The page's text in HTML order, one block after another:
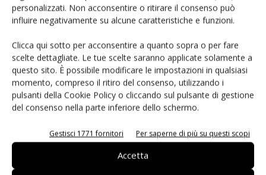
personalizzati. Non acconsentire o ritirare il consenso può
influire negativamente su alcune caratteristiche e funzioni.
Clicca qui sotto per acconsentire a quanto sopra o per fare
scelte dettagliate. Le tue scelte saranno applicate solamente a
questo sito. È possibile modificare le impostazioni in qualsiasi
momento, compreso il ritiro del consenso, utilizzando i
pulsanti della Cookie Policy o cliccando sul pulsante di gestione
del consenso nella parte inferiore dello schermo.
Gestisci 1771 fornitori Per saperne di più su questi scopi
Accetta
ARTICOLI CORRELATI ALTRO DALL'AUTORE
decisiva
Smart home: la sfida passa da
sicurezza e interoperabilità
Siemens e NVIDIA insieme sull’IA
agentica per l’EDA